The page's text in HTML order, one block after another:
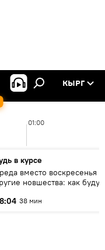
КЫРГ
01:00
в курсе
вместо воскресенья и
новшества: как будут
38 мин